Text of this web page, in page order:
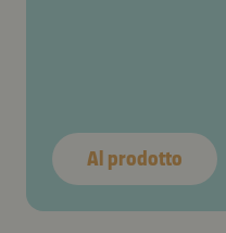
Al prodotto